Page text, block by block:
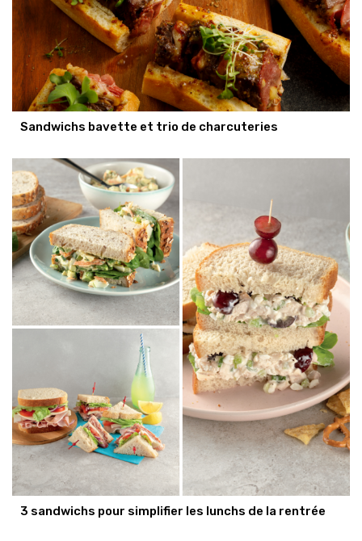
Sandwichs bavette et trio de charcuteries
3 sandwichs pour simplifier les lunchs de la rentrée